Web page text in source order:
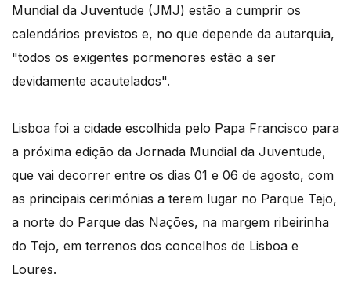
Mundial da Juventude (JMJ) estão a cumprir os
calendários previstos e, no que depende da autarquia,
"todos os exigentes pormenores estão a ser
devidamente acautelados".
Lisboa foi a cidade escolhida pelo Papa Francisco para
a próxima edição da Jornada Mundial da Juventude,
que vai decorrer entre os dias 01 e 06 de agosto, com
as principais cerimónias a terem lugar no Parque Tejo,
a norte do Parque das Nações, na margem ribeirinha
do Tejo, em terrenos dos concelhos de Lisboa e
Loures.